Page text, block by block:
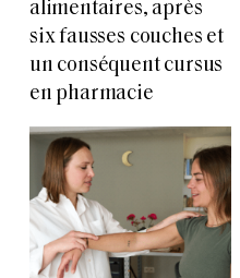
alimentaires, après
six fausses couches et
un conséquent cursus
en pharmacie